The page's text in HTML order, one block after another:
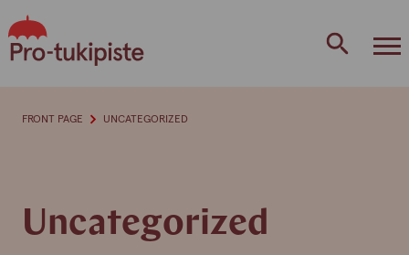
to
content
Uncategorized
FRONT PAGE UNCATEGORIZED